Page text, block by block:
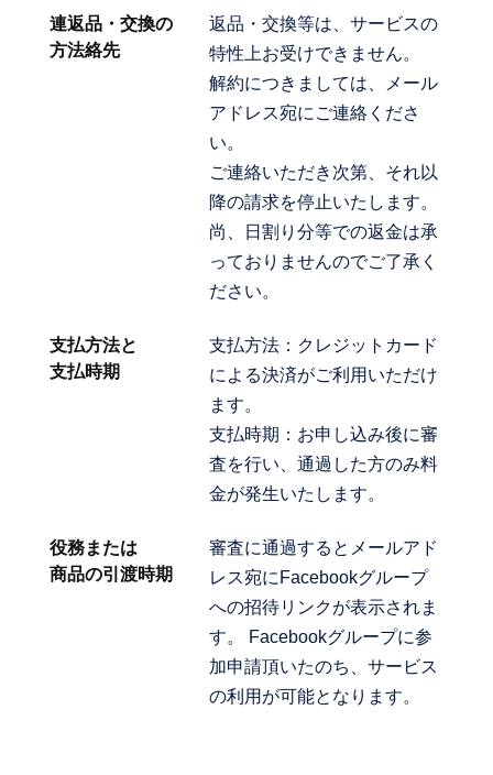
連返品・交換の
方法絡先
返品・交換等は、サービスの
特性上お受けできません。
解約につきましては、メール
アドレス宛にご連絡くださ
い。
ご連絡いただき次第、それ以
降の請求を停止いたします。
尚、日割り分等での返金は承
っておりませんのでご了承く
ださい。
支払方法と
支払時期
支払方法：クレジットカード
による決済がご利用いただけ
ます。
支払時期：お申し込み後に審
査を行い、通過した方のみ料
金が発生いたします。
役務または
商品の引渡時期
審査に通過するとメールアド
レス宛にFacebookグループ
への招待リンクが表示されま
す。 Facebookグループに参
加申請頂いたのち、サービス
の利用が可能となります。